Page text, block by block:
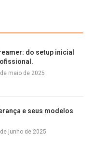
do setup inicial
maio de 2025
e seus modelos
junho de 2025